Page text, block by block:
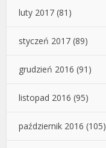
luty 2017 (81)
styczeń 2017 (89)
grudzień 2016 (91)
listopad 2016 (95)
październik 2016 (105)